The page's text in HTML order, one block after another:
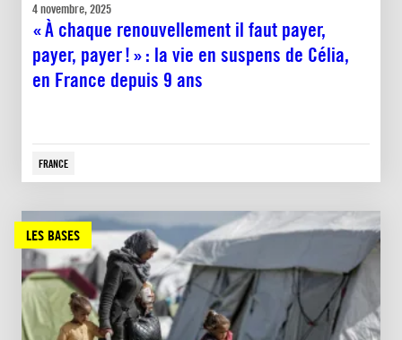
4 novembre, 2025
« À chaque renouvellement il faut payer,
payer, payer ! » : la vie en suspens de Célia,
en France depuis 9 ans
FRANCE
LES BASES